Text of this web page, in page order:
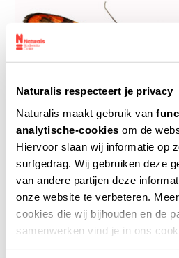
Naturalis respecteert je privacy
Naturalis maakt gebruik van
analytische-cookies om de
Hiervoor slaan wij informatie op
surfgedrag. Wij gebruiken deze
van andere partijen deze
onze website te verbeteren.
cookies die wij bijhouden en de
samenwerken vind je in ons
Cyme laeta, het holotype exemplaar.